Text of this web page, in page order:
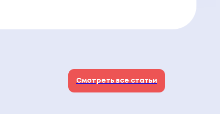
Смотреть все статьи